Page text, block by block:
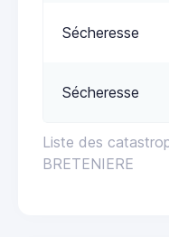
Liste des
BRETENIERE
Sécheresse
Sécheresse